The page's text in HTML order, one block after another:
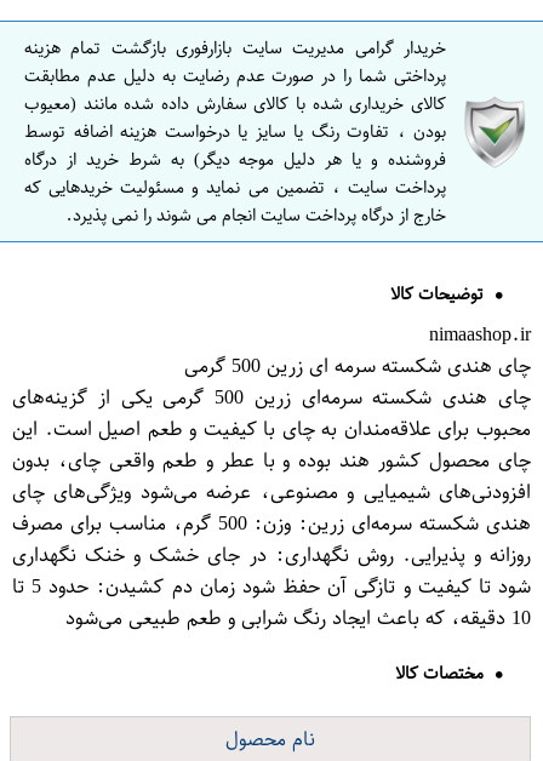
خریدار گرامی مدیریت سایت بازارفوری بازگشت تمام هزینه
پرداختی شما را در صورت عدم رضایت به دلیل عدم مطابقت
کالای خریداری شده با کالای سفارش داده شده مانند (معیوب
بودن ، تفاوت رنگ یا سایز یا درخواست هزینه اضافه توسط
فروشنده و یا هر دلیل موجه دیگر) به شرط خرید از درگاه
پرداخت سایت ، تضمین می نماید و مسئولیت خریدهایی که
خارج از درگاه پرداخت سایت انجام می شوند را نمی پذیرد.
توضیحات کالا
nimaashop.ir
چای هندی شکسته سرمه ای زرین 500 گرمی
چای هندی شکسته سرمه‌ای زرین 500 گرمی یکی از گزینه‌های
محبوب برای علاقه‌مندان به چای با کیفیت و طعم اصیل است. این
چای محصول کشور هند بوده و با عطر و طعم واقعی چای، بدون
افزودنی‌های شیمیایی و مصنوعی، عرضه می‌شود ویژگی‌های چای
هندی شکسته سرمه‌ای زرین: وزن: 500 گرم، مناسب برای مصرف
روزانه و پذیرایی. روش نگهداری: در جای خشک و خنک نگهداری
شود تا کیفیت و تازگی آن حفظ شود زمان دم کشیدن: حدود 5 تا
10 دقیقه، که باعث ایجاد رنگ شرابی و طعم طبیعی می‌شود
مختصات کالا
نام محصول